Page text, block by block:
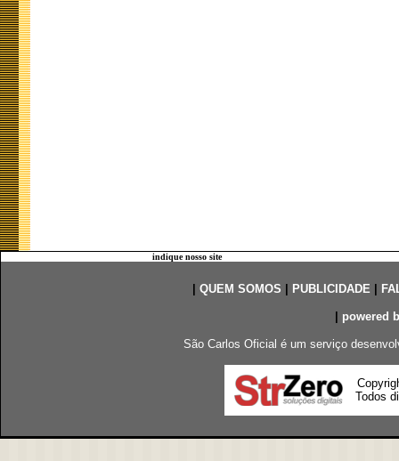
indique nosso site
QUEM SOMOS PUBLICIDADE|
powered
São Carlos Oficial é um serviço
Todos